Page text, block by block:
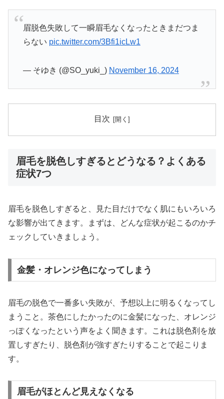
眉脱色失敗して一瞬眉毛なくなったときまだつま
らない pic.twitter.com/3Bfi1icLw1
— そゆき (@SO_yuki_) November 16, 2024
目次
眉毛を脱色しすぎるとどうなる？よくある
症状7つ
眉毛を脱色しすぎると、見た目だけでなく肌にもいろいろ
な影響が出てきます。まずは、どんな症状が起こるのかチ
ェックしていきましょう。
金髪・オレンジ色になってしまう
眉毛の脱色で一番多い失敗が、予想以上に明るくなってし
まうこと。茶色にしたかったのに金髪になった、オレンジ
っぽくなったという声をよく聞きます。これは脱色剤を放
置しすぎたり、脱色剤が強すぎたりすることで起こりま
す。
眉毛がほとんど見えなくなる